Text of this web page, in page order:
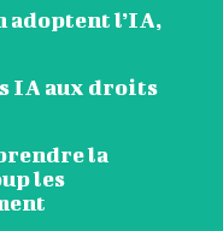
adoptent l’IA,
IA aux droits
la
les